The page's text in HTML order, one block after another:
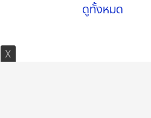
ดูทั้งหมด